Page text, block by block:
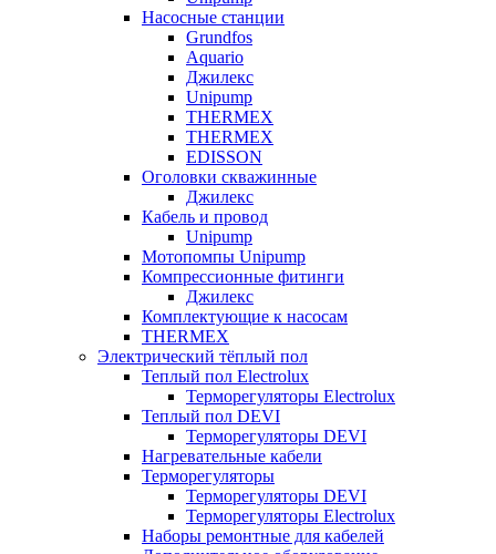
Насосные станции
Grundfos
Aquario
Джилекс
Unipump
THERMEX
THERMEX
EDISSON
Оголовки скважинные
Джилекс
Кабель и провод
Unipump
Мотопомпы Unipump
Компрессионные фитинги
Джилекс
Комплектующие к насосам
THERMEX
Электрический тёплый пол
Теплый пол Electrolux
Терморегуляторы Electrolux
Теплый пол DEVI
Терморегуляторы DEVI
Нагревательные кабели
Терморегуляторы
Терморегуляторы DEVI
Терморегуляторы Electrolux
Наборы ремонтные для кабелей